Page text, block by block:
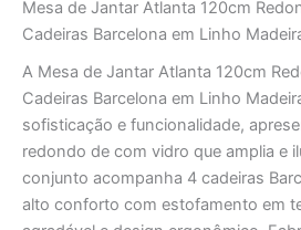
Mesa de Jantar Atlanta 120cm
Cadeiras Barcelona em Linho
A Mesa de Jantar Atlanta 120cm
Cadeiras Barcelona em Linho
sofisticação e funcionalidade,
redondo de com vidro que amplia e
conjunto acompanha 4 cadeiras
alto conforto com estofamento em